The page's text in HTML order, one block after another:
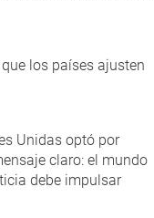
los países ajusten
Unidas optó por
claro: el mundo
debe impulsar